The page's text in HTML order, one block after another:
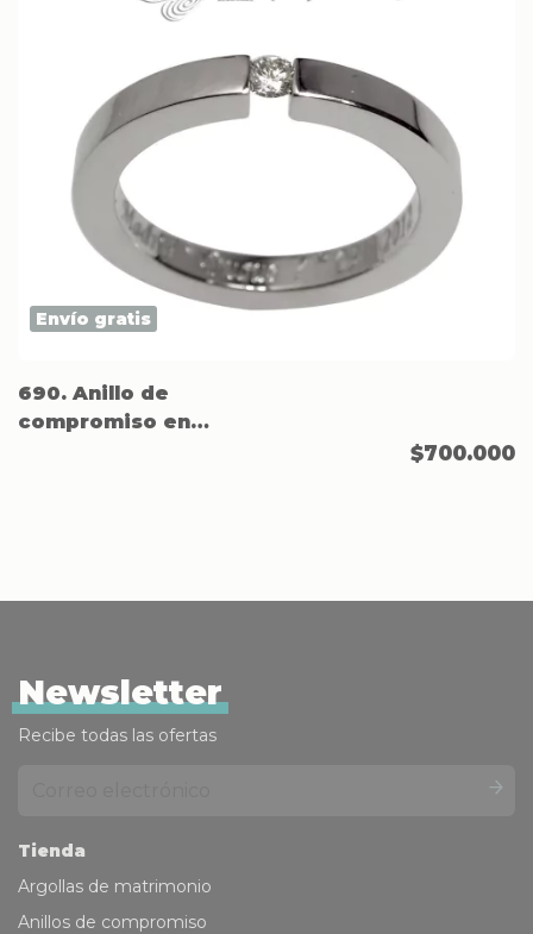
Envío gratis
690. Anillo de
compromiso en
$700.000
Newsletter
Recibe todas las ofertas
Tienda
Argollas de matrimonio
Anillos de compromiso